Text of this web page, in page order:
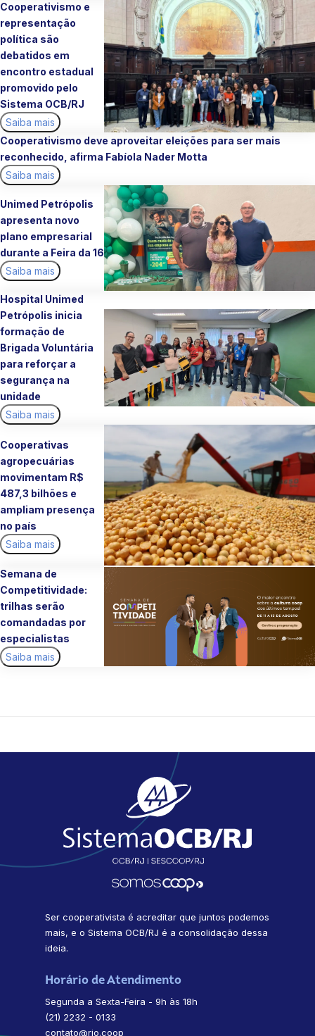
Cooperativismo e
representação
política são
debatidos em
encontro estadual
promovido pelo
Sistema OCB/RJ
Saiba mais
Cooperativismo deve aproveitar eleições para ser mais
reconhecido, afirma Fabíola Nader Motta
Saiba mais
Unimed Petrópolis
apresenta novo
plano empresarial
durante a Feira da 16
Saiba mais
Hospital Unimed
Petrópolis inicia
formação de
Brigada Voluntária
para reforçar a
segurança na
unidade
Saiba mais
Cooperativas
agropecuárias
movimentam R$
487,3 bilhões e
ampliam presença
no país
Saiba mais
Semana de
Competitividade:
trilhas serão
comandadas por
especialistas
Saiba mais
Ser cooperativista é acreditar que juntos podemos
mais, e o Sistema OCB/RJ é a consolidação dessa
ideia.
Horário de Atendimento
Segunda a Sexta-Feira - 9h às 18h
(21) 2232 - 0133
contato@rio.coop